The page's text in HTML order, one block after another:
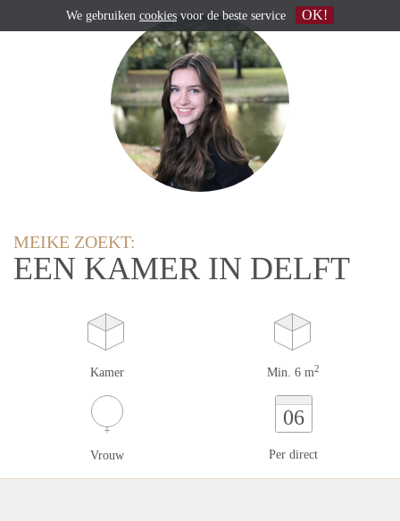
MEIKE ZOEKT:
EEN KAMER IN DELFT
Kamer Min. 6 m2
Vrouw
06
Per direct
We gebruiken cookies voor de beste service OK!